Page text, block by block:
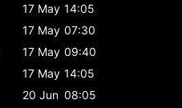
17 May 14:05
17 May 07:30
17 May 09:40
17 May 14:05
20 Jun 08:05